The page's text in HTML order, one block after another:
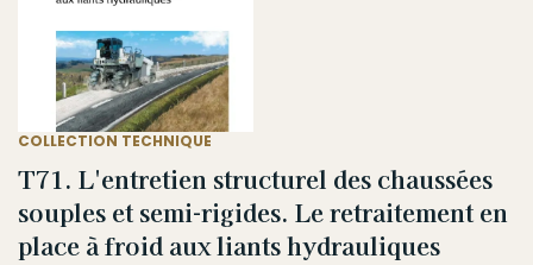
COLLECTION TECHNIQUE
T71. L'entretien structurel des chaussées
souples et semi-rigides. Le retraitement en
place à froid aux liants hydrauliques